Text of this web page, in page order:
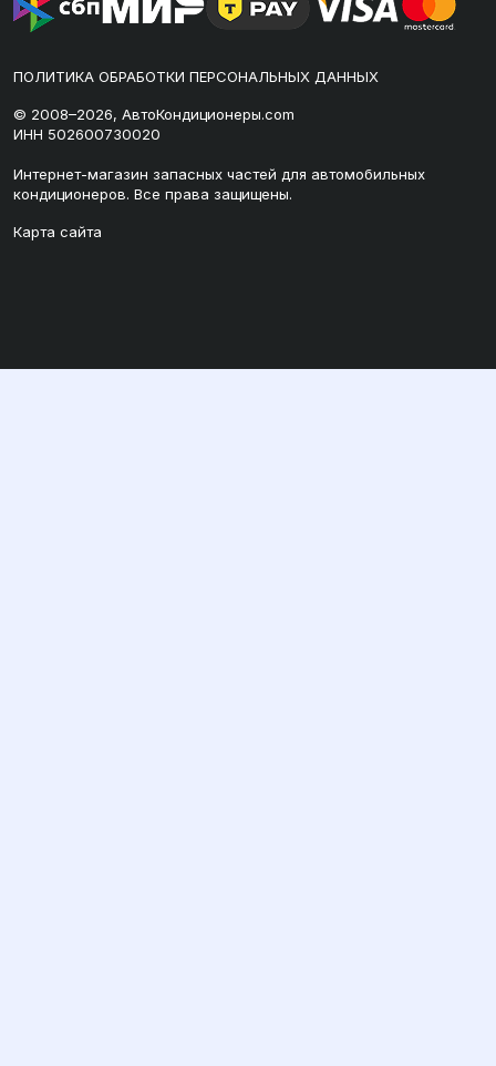
ПОЛИТИКА ОБРАБОТКИ ПЕРСОНАЛЬНЫХ ДАННЫХ
© 2008–2026, АвтоКондиционеры.com
ИНН 502600730020
Интернет-магазин запасных частей для автомобильных
кондиционеров. Все права защищены.
Карта сайта